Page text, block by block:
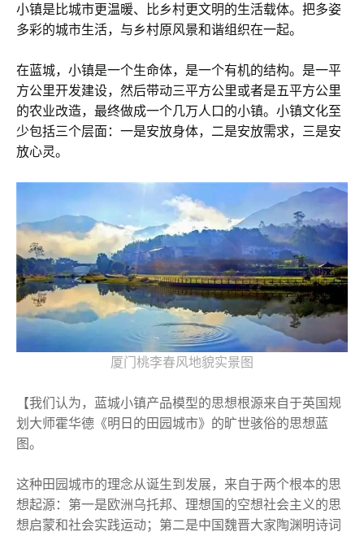
文案
小镇是比城市更温暖、比乡村更文明的生活载体。把多姿
多彩的城市生活，与乡村原风景和谐组织在一起。
在蓝城，小镇是一个生命体，是一个有机的结构。是一平
方公里开发建设，然后带动三平方公里或者是五平方公里
的农业改造，最终做成一个几万人口的小镇。小镇文化至
少包括三个层面：一是安放身体，二是安放需求，三是安
放心灵。
厦门桃李春风地貌实景图
【我们认为，蓝城小镇产品模型的思想根源来自于英国规
划大师霍华德《明日的田园城市》的旷世骇俗的思想蓝
图。
这种田园城市的理念从诞生到发展，来自于两个根本的思
想起源：第一是欧洲乌托邦、理想国的空想社会主义的思
想启蒙和社会实践运动；第二是中国魏晋大家陶渊明诗词